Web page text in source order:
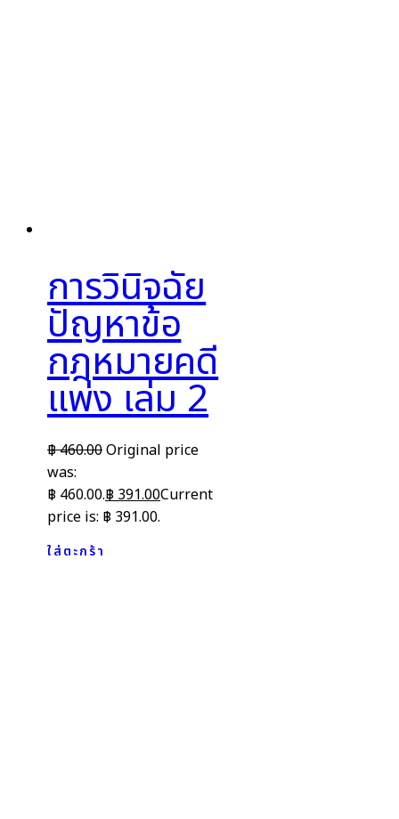
การวินิจฉัย
ปัญหาข้อ
กฎหมายคดี
แพ่ง เล่ม 2
฿460.00Original price
was:
฿ 460.00.฿391.00Current
price is: ฿ 391.00.
ใส่ตะกร้า